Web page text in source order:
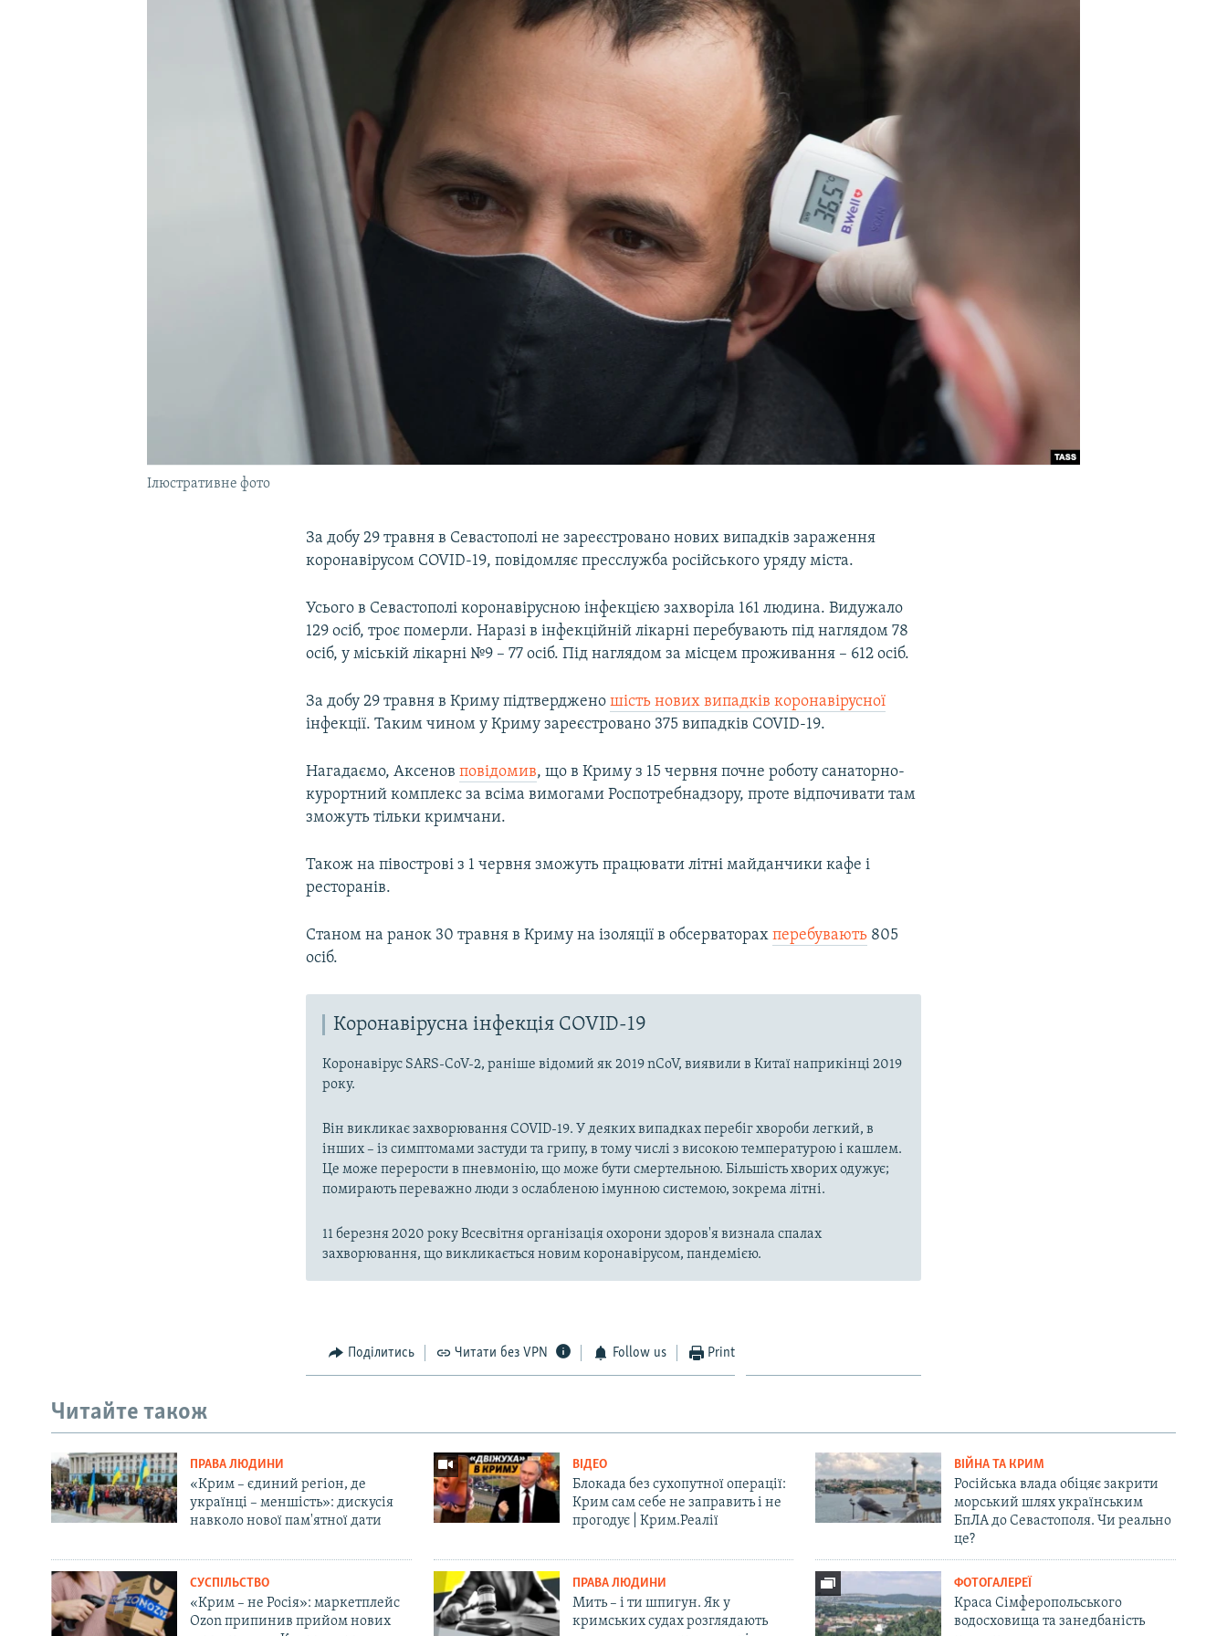
Ілюстративне фото
За добу 29 травня в Севастополі не зареєстровано нових випадків зараження
коронавірусом COVID-19, повідомляє пресслужба російського уряду міста.
Усього в Севастополі коронавірусною інфекцією захворіла 161 людина. Видужало
129 осіб, троє померли. Наразі в інфекційній лікарні перебувають під наглядом 78
осіб, у міській лікарні №9 – 77 осіб. Під наглядом за місцем проживання – 612 осіб.
За добу 29 травня в Криму підтвердженошість нових випадків коронавірусної
інфекції. Таким чином у Криму зареєстровано 375 випадків COVID-19.
Нагадаємо, Аксеновповідомив, що в Криму з 15 червня почне роботу санаторно-
курортний комплекс за всіма вимогами Роспотребнадзору, проте відпочивати там
зможуть тільки кримчани.
Також на півострові з 1 червня зможуть працювати літні майданчики кафе і
ресторанів.
Станом на ранок 30 травня в Криму на ізоляції в обсерваторахперебувають 805
осіб.
Коронавірусна інфекція COVID-19
Коронавірус SARS-CoV-2, раніше відомий як 2019 nCoV, виявили в Китаї наприкінці 2019
року.
Він викликає захворювання COVID-19. У деяких випадках перебіг хвороби легкий, в
інших – із симптомами застуди та грипу, в тому числі з високою температурою і кашлем.
Це може перерости в пневмонію, що може бути смертельною. Більшість хворих одужує;
помирають переважно люди з ослабленою імунною системою, зокрема літні.
11 березня 2020 року Всесвітня організація охорони здоров'я визнала спалах
захворювання, що викликається новим коронавірусом, пандемією.
Поділитись Читати без VPN Follow us Print
Читайте також
ПРАВА ЛЮДИНИ
«Крим – єдиний регіон, де
українці – меншість»: дискусія
навколо нової пам'ятної дати
ВІДЕО
Блокада без сухопутної операції:
Крим сам себе не заправить і не
прогодує | Крим.Реалії
ВІЙНА ТА КРИМ
Російська влада обіцяє закрити
морський шлях українським
БпЛА до Севастополя. Чи реально
це?
СУСПІЛЬСТВО
«Крим – не Росія»: маркетплейс
Ozon припинив прийом нових
ПРАВА ЛЮДИНИ
Мить – і ти шпигун. Як у
кримських судах розглядають
ФОТОГАЛЕРЕЇ
Краса Сімферопольського
водосховища та занедбаність